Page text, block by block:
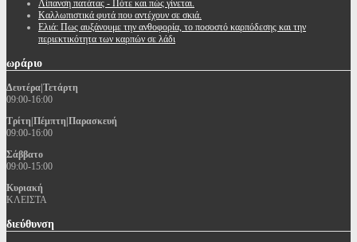
Λίπανση πατάτας - Πότε και πώς γίνεται.
Καλλωπιστικά φυτά που αντέχουν σε σκιά.
Ελιά: Πως αυξάνουμε την ανθοφορία, το ποσοστό καρπόδεσης και την
περιεκτικότητα των καρπών σε λάδι
ωράριο
Δευτέρα|Τετάρτη
09:00-16:00
Τρίτη|Πέμπτη|Παρασκευή
09:00-16:00
Σάββατο
09:00-15:00
Κυριακή
ΚΛΕΙΣΤΑ
διεύθυνση